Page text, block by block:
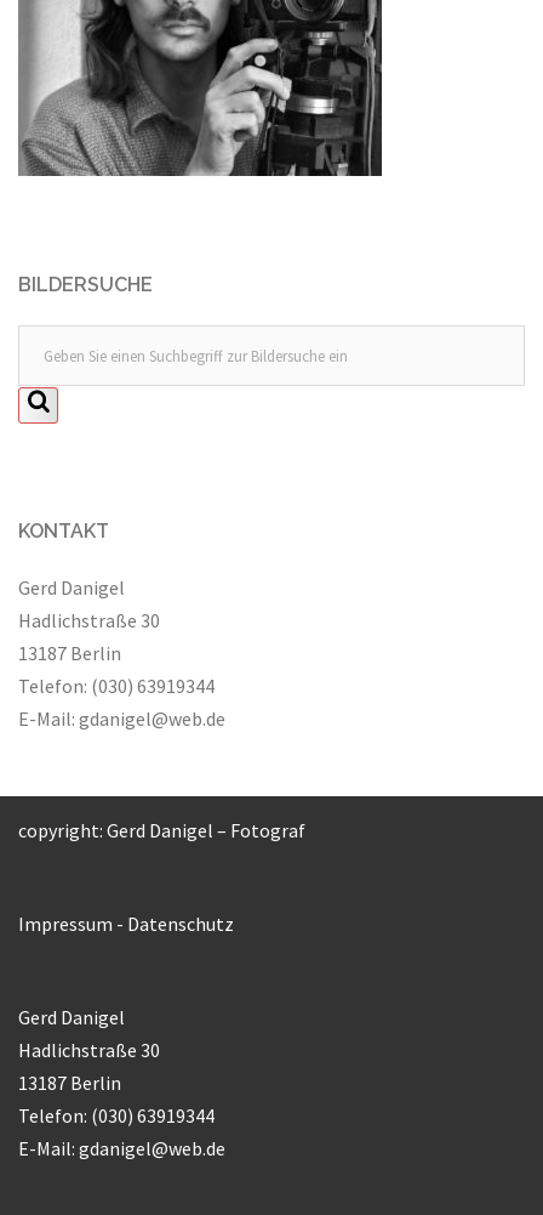
BILDERSUCHE
KONTAKT
Gerd Danigel
Hadlichstraße 30
13187 Berlin
Telefon: (030) 63919344
E-Mail: gdanigel@web.de
copyright: Gerd Danigel – Fotograf
Impressum - Datenschutz
Gerd Danigel
Hadlichstraße 30
13187 Berlin
Telefon: (030) 63919344
E-Mail: gdanigel@web.de